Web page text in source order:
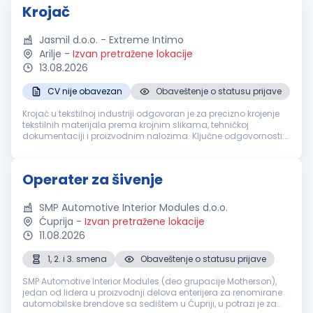
Krojač
Jasmil d.o.o. - Extreme Intimo
Arilje - Izvan pretražene lokacije
13.08.2026
CV nije obavezan
Obaveštenje o statusu prijave
Krojač u tekstilnoj industriji odgovoran je za precizno krojenje
tekstilnih materijala prema krojnim slikama, tehničkoj
dokumentaciji i proizvodnim nalozima. Ključne odgovornosti:
Operater za šivenje
SMP Automotive Interior Modules d.o.o.
Ćuprija - Izvan pretražene lokacije
11.08.2026
1, 2. i 3. smena
Obaveštenje o statusu prijave
SMP Automotive Interior Modules (deo grupacije Motherson),
jedan od lidera u proizvodnji delova enterijera za renomirane
automobilske brendove sa sedištem u Ćupriji, u potrazi je za